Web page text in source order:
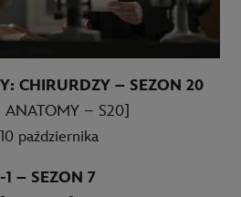
CHIRURDZY – SEZON 20
ANATOMY – S20]
października
1 – SEZON 7